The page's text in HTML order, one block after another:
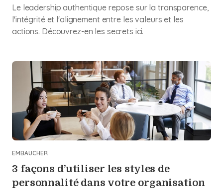
Le leadership authentique repose sur la transparence,
l'intégrité et l'alignement entre les valeurs et les
actions. Découvrez-en les secrets ici.
EMBAUCHER
3 façons d’utiliser les styles de
personnalité dans votre organisation